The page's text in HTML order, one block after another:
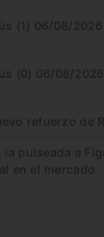
(1) 06/08/
(0) 06/08/
refuerzo de
la pulseada a
en el mercado